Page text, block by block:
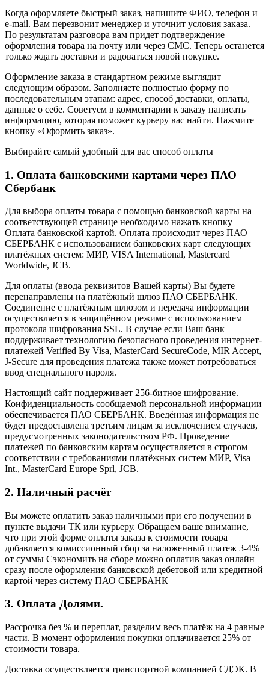
Когда оформляете быстрый заказ, напишите ФИО, телефон и
e-mail. Вам перезвонит менеджер и уточнит условия заказа.
По результатам разговора вам придет подтверждение
оформления товара на почту или через СМС. Теперь останется
только ждать доставки и радоваться новой покупке.
Оформление заказа в стандартном режиме выглядит
следующим образом. Заполняете полностью форму по
последовательным этапам: адрес, способ доставки, оплаты,
данные о себе. Советуем в комментарии к заказу написать
информацию, которая поможет курьеру вас найти. Нажмите
кнопку «Оформить заказ».
Выбирайте самый удобный для вас способ оплаты
1. Оплата банковскими картами через ПАО
Сбербанк
Для выбора оплаты товара с помощью банковской карты на
соответствующей странице необходимо нажать кнопку
Оплата банковской картой. Оплата происходит через ПАО
СБЕРБАНК с использованием банковских карт следующих
платёжных систем: МИР, VISA International, Mastercard
Worldwide, JCB.
Для оплаты (ввода реквизитов Вашей карты) Вы будете
перенаправлены на платёжный шлюз ПАО СБЕРБАНК.
Соединение с платёжным шлюзом и передача информации
осуществляется в защищённом режиме с использованием
протокола шифрования SSL. В случае если Ваш банк
поддерживает технологию безопасного проведения интернет-
платежей Verified By Visa, MasterCard SecureCode, MIR Accept,
J-Secure для проведения платежа также может потребоваться
ввод специального пароля.
Настоящий сайт поддерживает 256-битное шифрование.
Конфиденциальность сообщаемой персональной информации
обеспечивается ПАО СБЕРБАНК. Введённая информация не
будет предоставлена третьим лицам за исключением случаев,
предусмотренных законодательством РФ. Проведение
платежей по банковским картам осуществляется в строгом
соответствии с требованиями платёжных систем МИР, Visa
Int., MasterCard Europe Sprl, JCB.
2. Наличный расчёт
Вы можете оплатить заказ наличными при его получении в
пункте выдачи ТК или курьеру. Обращаем ваше внимание,
что при этой форме оплаты заказа к стоимости товара
добавляется комиссионный сбор за наложенный платеж 3-4%
от суммы Сэкономить на сборе можно оплатив заказ онлайн
сразу после оформления банковской дебетовой или кредитной
картой через систему ПАО СБЕРБАНК
3. Оплата Долями.
Рассрочка без % и переплат, разделим весь платёж на 4 равные
части. В момент оформления покупки оплачивается 25% от
стоимости товара.
Доставка осуществляется транспортной компанией СДЭК. В